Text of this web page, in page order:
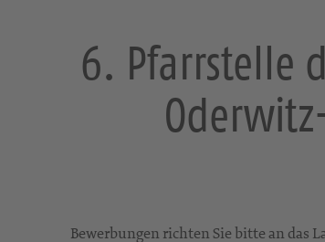
6. Pfarrstelle
Bewerbungen richten Sie bitte an das